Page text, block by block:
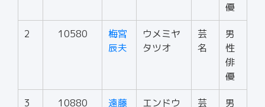
優
2 10580
梅宮
辰夫
ウメミヤ
タツオ
芸
名
男
性
俳
優
3 10880
遠藤
エンドウ
芸
男